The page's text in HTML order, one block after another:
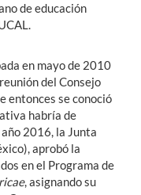
de educación
en mayo de 2010
del Consejo
entonces se conoció
habría de
2016, la Junta
aprobó la
en el Programa de
, asignando su